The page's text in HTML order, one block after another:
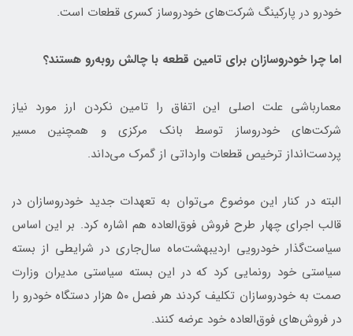
خودرو در پارکینگ شرکت‌های خودروساز کسری قطعات است.
اما چرا خودروسازان برای تامین قطعه با چالش روبه‌رو هستند؟
معمارباشی علت اصلی این اتفاق را تامین نکردن ارز مورد نیاز
شرکت‌های خودروساز توسط بانک مرکزی و همچنین مسیر
پردست‌انداز ترخیص قطعات وارداتی از گمرک می‌داند.
البته در کنار این موضوع می‌توان به تعهدات جدید خودروسازان در
قالب اجرای چهار طرح فروش فوق‌العاده هم اشاره کرد. بر این اساس
سیاست‌گذار خودرویی اردیبهشت‌ماه سال‌جاری در شرایطی از بسته
سیاستی خود رونمایی کرد که در این بسته سیاستی مدیران وزارت
صمت به خودروسازان تکلیف کردند هر فصل ۵۰ هزار دستگاه خودرو را
در فروش‌های فوق‌العاده خود عرضه کنند.